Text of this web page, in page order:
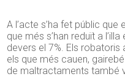
A l’acte s’ha fet públic
que més s’han reduït a
devers el 7%. Els
els que més cauen,
de maltractaments també